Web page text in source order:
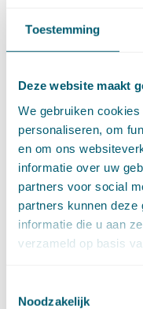
Toestemming
Deze website maakt
We gebruiken
personaliseren, om
en om ons
informatie over uw
partners voor social
partners kunnen deze
informatie die u aan
verzameld op basis
Noodzakelijk
juni (13)
maart (8)
januari (15)
►
2024 (161)
december (16)
november (17)
oktober (17)
september (9)
augustus (10)
juli (8)
april (18)